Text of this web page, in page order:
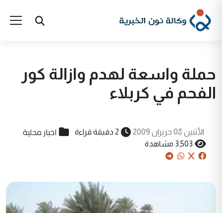
حملة واسعة لهدم وازالة كور
الفحم في كربلاء
الأثنين 08 حزيران 2009 2 دقيقة قراءة اخبار محلية
3,503 مشاهدة